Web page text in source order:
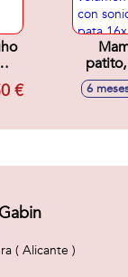
€ 6
( Alicante )